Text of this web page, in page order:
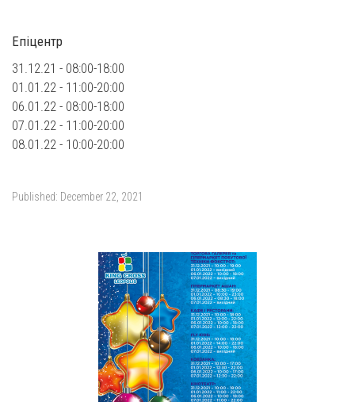
Епіцентр
31.12.21 - 08:00-18:00
01.01.22 - 11:00-20:00
06.01.22 - 08:00-18:00
07.01.22 - 11:00-20:00
08.01.22 - 10:00-20:00
Published: December 22, 2021